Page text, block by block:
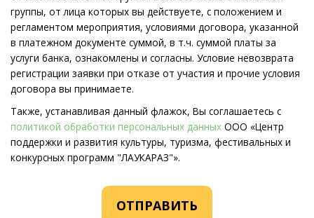
группы, от лица которых вы действуете, с положением и
регламентом мероприятия, условиями договора, указанной
в платежном документе суммой, в т.ч. суммой платы за
услуги банка, ознакомлены и согласны. Условие невозврата
регистрации заявки при отказе от участия и прочие условия
договора вы принимаете.
Также, устанавливая данный флажок, Вы соглашаетесь с
политикой обработки персональных данных ООО «Центр
поддержки и развития культуры, туризма, фестивальных и
конкурсных программ "ЛАУКАРАЗ"».
ОТПРАВИТЬ